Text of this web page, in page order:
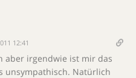
12:41
aber irgendwie ist mir das
unsympathisch. Natürlich